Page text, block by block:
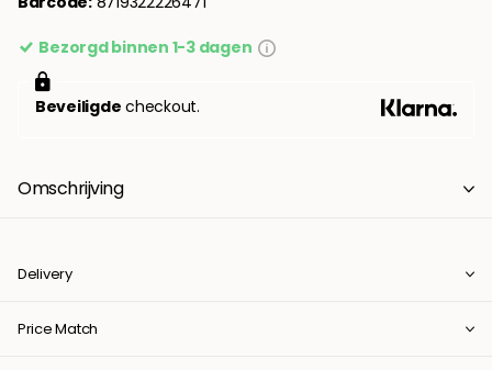
Bezorgd binnen 1-3 dagen
Beveiligde checkout.
Omschrijving
Delivery
Price Match